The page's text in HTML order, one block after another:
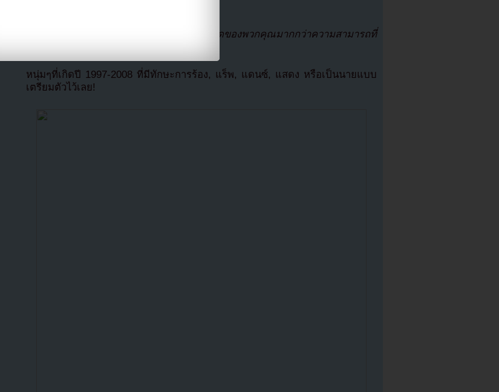
“เราเน้นศักยภาพที่ไร้ขีดจำกัดของพวกคุณมากกว่าความสามารถที่
หนุ่มๆที่เกิดปี 1997-2008 ที่มีทักษะการร้อง, แร็พ, แดนซ์, แสดง หรือเป็นนายแบบ
เตรียมตัวไว้เลย!